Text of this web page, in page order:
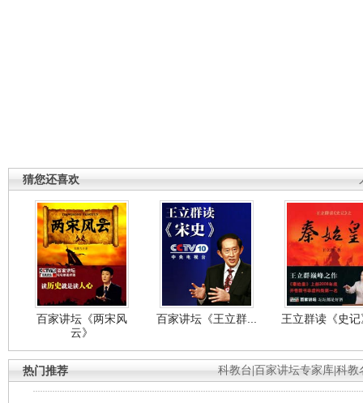
猜您还喜欢
百家讲坛《两宋风
云》
百家讲坛《王立群... 王立群读《史
科教台 百家讲坛专家库 科教
热门推荐